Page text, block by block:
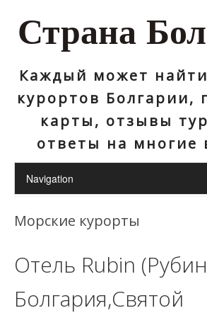
Страна
Каждый может
курортов Болгарии,
карты, отзывы
ответы на многие
Морские курорты
Отель Rubin
Болгария,Святой